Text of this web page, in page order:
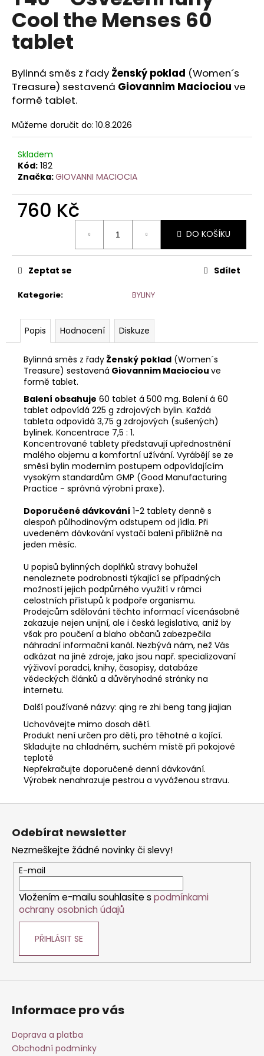
0,0
z
5
hvězdiček.
Cool the Menses 60
tablet
Bylinná směs z řady Ženský poklad (Women´s
Treasure) sestavená Giovannim Maciociou ve
formě tablet.
Můžeme doručit do: 10.8.2026
Skladem
Kód: 182
Značka:GIOVANNI MACIOCIA
760 Kč
DO KOŠÍKU
Kategorie: BYLINY
Zeptat se Sdílet
Popis Hodnocení Diskuze
Bylinná směs z řady Ženský poklad (Women´s
Treasure) sestavená Giovannim Maciociou ve
formě tablet.
Balení obsahuje 60 tablet á 500 mg. Balení á 60
tablet odpovídá 225 g zdrojových bylin. Každá
tableta odpovídá 3,75 g zdrojových (sušených)
bylinek. Koncentrace 7,5 : 1.
Koncentrované tablety představují upřednostnění
malého objemu a komfortní užívání. Vyrábějí se ze
směsí bylin moderním postupem odpovídajícím
vysokým standardům GMP (Good Manufacturing
Practice - správná výrobní praxe).
Doporučené dávkování 1-2 tablety denně s
alespoň půlhodinovým odstupem od jídla. Při
uvedeném dávkování vystačí balení přibližně na
jeden měsíc.
U popisů bylinných doplňků stravy bohužel
nenaleznete podrobnosti týkající se případných
možností jejich podpůrného využití v rámci
celostních přístupů k podpoře organismu.
Prodejcům sdělování těchto informací vícenásobně
zakazuje nejen unijní, ale i česká legislativa, aniž by
však pro poučení a blaho občanů zabezpečila
náhradní informační kanál. Nezbývá nám, než Vás
odkázat na jiné zdroje, jako jsou např. specializovaní
výživoví poradci, knihy, časopisy, databáze
vědeckých článků a důvěryhodné stránky na
internetu.
Další používané názvy: qing re zhi beng tang jiajian
Uchovávejte mimo dosah dětí.
Produkt není určen pro děti, pro těhotné a kojící.
Skladujte na chladném, suchém místě při pokojové
teplotě
Nepřekračujte doporučené denní dávkování.
Výrobek nenahrazuje pestrou a vyváženou stravu.
a
j
í
?
HLEDAT
o
u
č
u
m
Z
Odebírat newsletter
Nezmeškejte žádné novinky či slevy!
E-mail
Vložením e-mailu souhlasíte s podmínkami
ochrany osobních údajů
PŘIHLÁSIT SE
Informace pro vás
Doprava a platba
Obchodní podmínky